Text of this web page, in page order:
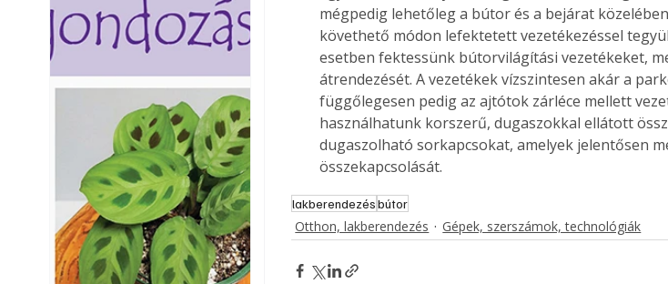
mégpedig lehetőleg a bútor és a bejárat
követhető módon lefektetett vezetékezéssel
esetben fektessünk bútorvilágítási vezetékeket,
átrendezését. A vezetékek vízszintesen akár a
függőlegesen pedig az ajtótok zárléce mellett
használhatunk korszerű, dugaszokkal ellátott
dugaszolható sorkapcsokat, amelyek jelentősen
összekapcsolását.
lakberendezésbútor
Otthon, lakberendezés Gépek, szerszámok, technológiák